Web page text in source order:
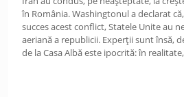
în România. Washingtonul a declarat
succes acest conflict, Statele Unite au
aeriană a republicii. Experții sunt însă,
de la Casa Albă este ipocrită: în realitate,